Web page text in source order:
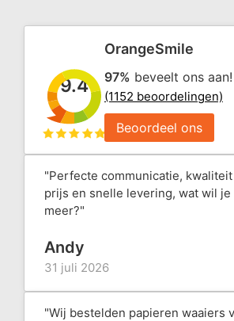
9.4
OrangeSmile
97% beveelt ons aan!
(1152 beoordelingen)
Beoordeel ons
"Perfecte communicatie,
prijs en snelle levering, wat wil je
meer?"
Andy
31 juli 2026
"Wij bestelden papieren waaiers